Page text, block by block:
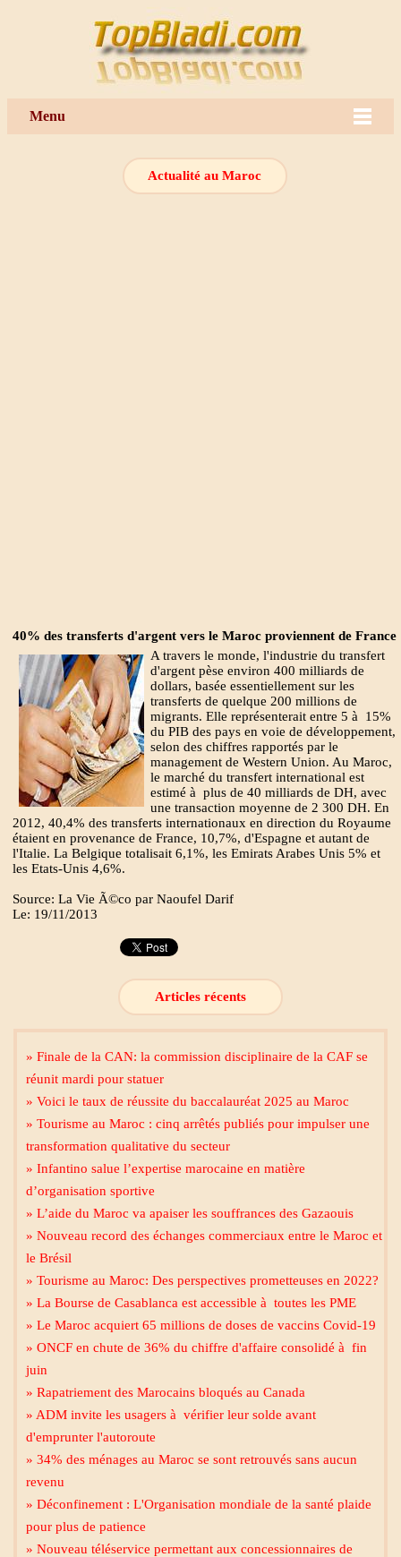
Menu
Actualité au Maroc
40% des transferts d'argent vers le Maroc proviennent de France
A travers le monde, l'industrie du transfert
d'argent pèse environ 400 milliards de
dollars, basée essentiellement sur les
transferts de quelque 200 millions de
migrants. Elle représenterait entre 5 à 15%
du PIB des pays en voie de développement,
selon des chiffres rapportés par le
management de Western Union. Au Maroc,
le marché du transfert international est
estimé à plus de 40 milliards de DH, avec
une transaction moyenne de 2 300 DH. En
2012, 40,4% des transferts internationaux en direction du Royaume
étaient en provenance de France, 10,7%, d'Espagne et autant de
l'Italie. La Belgique totalisait 6,1%, les Emirats Arabes Unis 5% et
les Etats-Unis 4,6%.
Source: La Vie Ã©co par Naoufel Darif
Le: 19/11/2013
Articles récents
» Finale de la CAN: la commission disciplinaire de la CAF se
réunit mardi pour statuer
» Voici le taux de réussite du baccalauréat 2025 au Maroc
» Tourisme au Maroc : cinq arrêtés publiés pour impulser une
transformation qualitative du secteur
» Infantino salue l’expertise marocaine en matière
d’organisation sportive
» L’aide du Maroc va apaiser les souffrances des Gazaouis
» Nouveau record des échanges commerciaux entre le Maroc et
le Brésil
» Tourisme au Maroc: Des perspectives prometteuses en 2022?
» La Bourse de Casablanca est accessible à toutes les PME
» Le Maroc acquiert 65 millions de doses de vaccins Covid-19
» ONCF en chute de 36% du chiffre d'affaire consolidé à fin
juin
» Rapatriement des Marocains bloqués au Canada
» ADM invite les usagers à vérifier leur solde avant
d'emprunter l'autoroute
» 34% des ménages au Maroc se sont retrouvés sans aucun
revenu
» Déconfinement : L'Organisation mondiale de la santé plaide
pour plus de patience
» Nouveau téléservice permettant aux concessionnaires de